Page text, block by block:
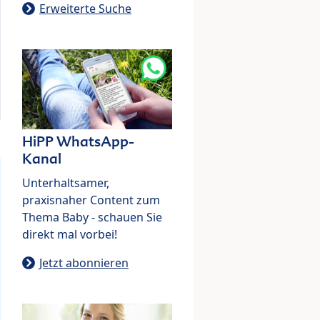
Erweiterte Suche
HiPP WhatsApp-
Kanal
Unterhaltsamer,
praxisnaher Content zum
Thema Baby - schauen Sie
direkt mal vorbei!
Jetzt abonnieren